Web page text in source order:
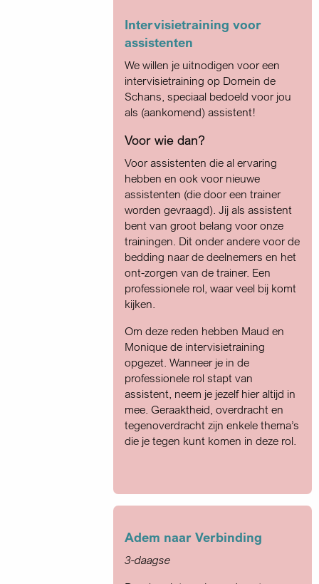
Intervisietraining voor
assistenten
We willen je uitnodigen voor een
intervisietraining op Domein de
Schans, speciaal bedoeld voor jou
als (aankomend) assistent!
Voor wie dan?
Voor assistenten die al ervaring
hebben en ook voor nieuwe
assistenten (die door een trainer
worden gevraagd). Jij als assistent
bent van groot belang voor onze
trainingen. Dit onder andere voor de
bedding naar de deelnemers en het
ont-zorgen van de trainer. Een
professionele rol, waar veel bij komt
kijken.
Om deze reden hebben Maud en
Monique de intervisietraining
opgezet. Wanneer je in de
professionele rol stapt van
assistent, neem je jezelf hier altijd in
mee. Geraaktheid, overdracht en
tegenoverdracht zijn enkele thema’s
die je tegen kunt komen in deze rol.
Adem naar Verbinding
3-daagse